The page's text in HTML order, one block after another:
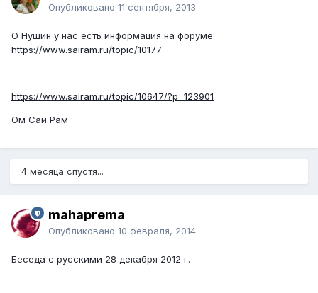
Опубликовано 11 сентября, 2013
О Нушин у нас есть информация на форуме:
https://www.sairam.ru/topic/10177
https://www.sairam.ru/topic/10647/?p=123901
Ом Саи Рам
4 месяца спустя...
mahaprema
Опубликовано 10 февраля, 2014
Беседа с русскими 28 декабря 2012 г.